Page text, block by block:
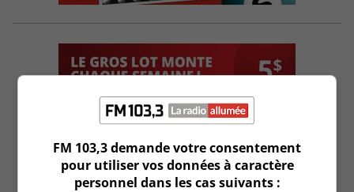
FM 103,3 demande votre consentement
pour utiliser vos données à caractère
personnel dans les cas suivants :